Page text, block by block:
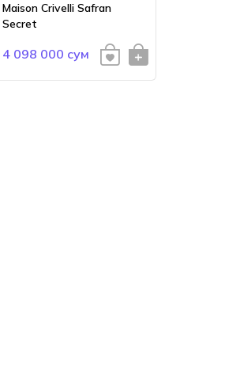
Maison Crivelli Safran
Secret
4 098 000 сум